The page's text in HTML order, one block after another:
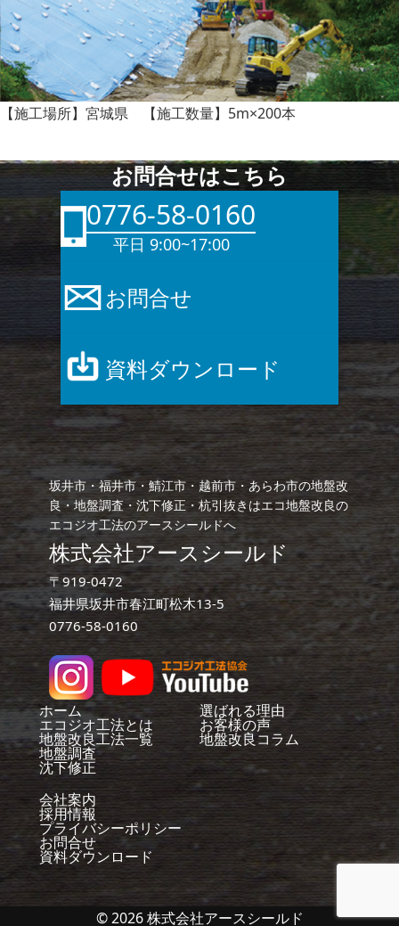
【施工場所】宮城県 【施工数量】5m×200本
お問合せはこちら
0776-58-0160
平日 9:00~17:00
お問合せ
資料ダウンロード
坂井市・福井市・鯖江市・越前市・あらわ市の地盤改
良・地盤調査・沈下修正・杭引抜きはエコ地盤改良の
エコジオ工法のアースシールドへ
株式会社アースシールド
〒919-0472
福井県坂井市春江町松木13-5
0776-58-0160
ホーム
エコジオ工法とは
地盤改良工法一覧
地盤調査
沈下修正
選ばれる理由
お客様の声
地盤改良コラム
会社案内
採用情報
プライバシーポリシー
お問合せ
資料ダウンロード
© 2026 株式会社アースシールド